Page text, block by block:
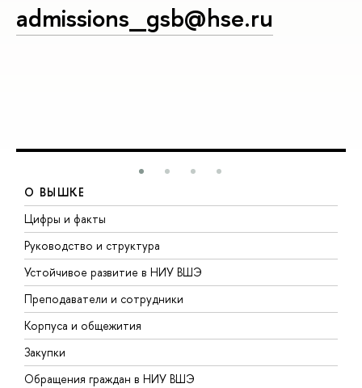
admissions_gsb@hse.ru
О ВЫШКЕ
Цифры и факты
Руководство и структура
Устойчивое развитие в НИУ ВШЭ
Преподаватели и сотрудники
Корпуса и общежития
Закупки
Обращения граждан в НИУ ВШЭ